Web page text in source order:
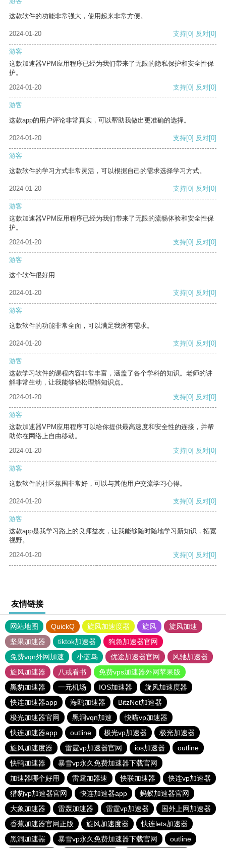
这款软件的功能非常强大，使用起来非常方便。
2024-01-20 支持[0] 反对[0]
游客
这款加速器VPM应用程序已经为我们带来了无限的隐私保护和安全性保
护。
2024-01-20
支持[0] 反对[0]
游客
这款app的用户评论非常真实，可以帮助我做出更准确的选择。
2024-01-20 支持[0] 反对[0]
游客
这款软件的学习方式非常灵活，可以根据自己的需求选择学习方式。
2024-01-20 支持[0] 反对[0]
游客
这款加速器VPM应用程序已经为我们带来了无限的流畅体验和安全性保
护。
2024-01-20
支持[0] 反对[0]
游客
这个软件很好用
2024-01-20 支持[0] 反对[0]
游客
这款软件的功能非常全面，可以满足我所有需求。
2024-01-20 支持[0] 反对[0]
游客
这款学习软件的课程内容非常丰富，涵盖了各个学科的知识。老师的讲
解非常生动，让我能够轻松理解知识点。
2024-01-20
支持[0] 反对[0]
游客
这款加速器VPM应用程序可以给你提供最高速度和安全性的连接，并帮
助你在网络上自由移动。
2024-01-20
支持[0] 反对[0]
游客
这款软件的社区氛围非常好，可以与其他用户交流学习心得。
2024-01-20 支持[0] 反对[0]
游客
这款app是我学习路上的良师益友，让我能够随时随地学习新知识，拓宽
视野。
2024-01-20
支持[0] 反对[0]
友情链接
网站地图 QuickQ 旋风加速度器 旋风
旋风加速
坚果加速器
tiktok加速器
狗急加速器官网
免费vqn外网加速
小蓝鸟 优途加速器官网
风驰加速器
旋风加速器
八戒看书
免费vps加速器外网苹果版
黑豹加速器
一元机场 IOS加速器
旋风加速度器
快连加速器app
海鸥加速器
BitzNet加速器
极光加速器官网
黑洞vqn加速
快喵vp加速器
快连加速器app
outline 极光vp加速器
极光加速器
旋风加速度器
雷霆vp加速器官网 ios加速器
outline
快鸭加速器
暴雪vp永久免费加速器下载官网
加速器哪个好用
雷霆加器速 快联加速器
快连vp加速器
猎豹vp加速器官网
快连加速器app
蚂蚁加速器官网
大象加速器
雷轰加速器 雷霆vp加速器
国外上网加速器
香蕉加速器官网正版
旋风加速度器
快连lets加速器
黑洞加速噐
暴雪vp永久免费加速器下载官网 outline